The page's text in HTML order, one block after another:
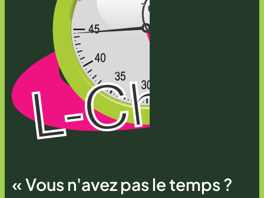
« Vous n'avez pas le temps ?